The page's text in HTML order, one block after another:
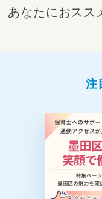
あなたにおスス
注